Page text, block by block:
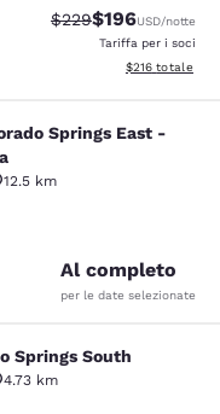
Tariffa di barratura:
$229Tariffa
$196USD/notte
Tariffa per i soci
Visualizza i
$216 totale
Springs
Springs East -
12.5 km
Ottimo. 573 recensioni
Al completo
per le date selezionate
South
Springs South
4.73 km
Molto buono. 1514 recensioni